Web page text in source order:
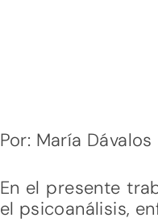
Por: María Dávalos
En el presente
el psicoanálisis,